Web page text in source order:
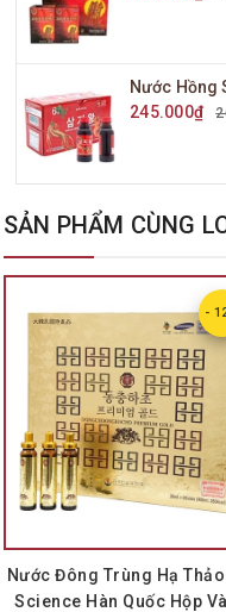
245.000₫
SẢN PHẨM CÙNG
-
Nước Đông Trùng Hạ
Science Hàn Quốc Hộp